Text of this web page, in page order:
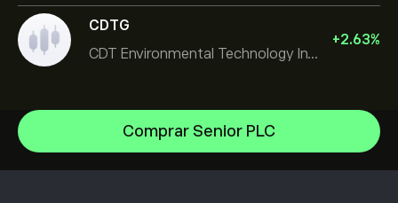
CDTG
CDT Environmental Technology Investment Holdings L
+2.63%
Comprar Senior PLC
NVIDIA Corporation
Centro de ajuda